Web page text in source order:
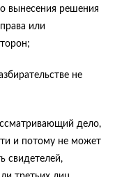
вынесения решения
или
не
дело,
и потому не может
свидетелей,